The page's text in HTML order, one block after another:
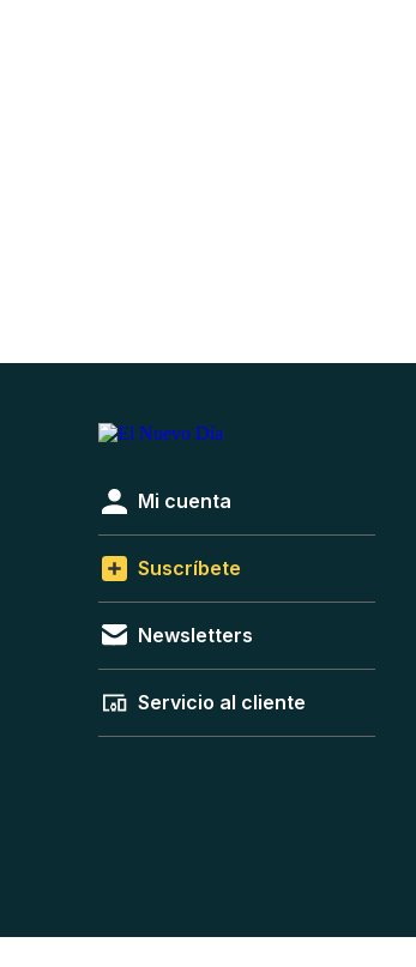
Mi cuenta
Suscríbete
Newsletters
Servicio al cliente